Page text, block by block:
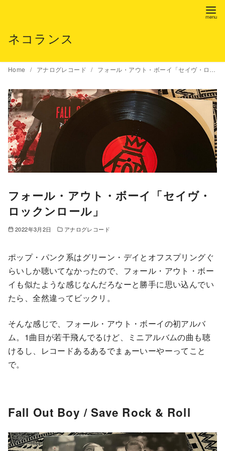
ツ
ネコランス
Home アナログレコード フォール・アウト・ボーイ「セイヴ・ロックンロール」
フォール・アウト・ボーイ「セイヴ・
ロックンロール」
2022年3月2日 アナログレコード
ポップ・パンク系はグリーン・デイとオフスプリングぐ
らいしか聴いてなかったので、フォール・アウト・ボー
イも似たような感じなんだろなーと勝手に思い込んでい
たら、全然違ってビックリ。
そんな感じで、フォール・アウト・ボーイの初アルバ
ム。1曲目が若干飛んでるけど、ミニアルバムの曲も聴
けるし、レコードあるあるでまぁーいーやーってこと
で。
Fall Out Boy / Save Rock & Roll